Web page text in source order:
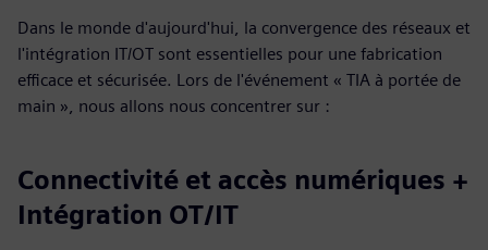
Dans le monde d'aujourd'hui, la convergence des réseaux et
l'intégration IT/OT sont essentielles pour une fabrication
efficace et sécurisée. Lors de l'événement « TIA à portée de
main », nous allons nous concentrer sur :
Connectivité et accès numériques +
Intégration OT/IT